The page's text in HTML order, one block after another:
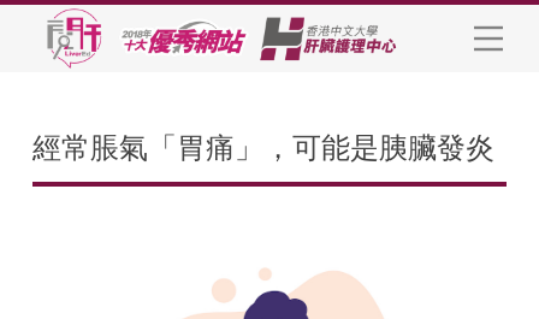
經常脹氣「胃痛」，可能是胰臟發炎